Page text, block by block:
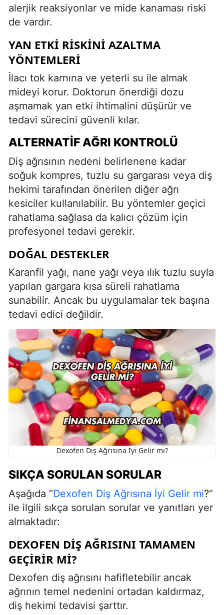
alerjik reaksiyonlar ve mide kanaması riski
de vardır.
YAN ETKI RISKINI AZALTMA
YÖNTEMLERI
İlacı tok karnına ve yeterli su ile almak
mideyi korur. Doktorun önerdiği dozu
aşmamak yan etki ihtimalini düşürür ve
tedavi sürecini güvenli kılar.
ALTERNATIF AĞRI KONTROLÜ
Diş ağrısının nedeni belirlenene kadar
soğuk kompres, tuzlu su gargarası veya diş
hekimi tarafından önerilen diğer ağrı
kesiciler kullanılabilir. Bu yöntemler geçici
rahatlama sağlasa da kalıcı çözüm için
profesyonel tedavi gerekir.
DOĞAL DESTEKLER
Karanfil yağı, nane yağı veya ılık tuzlu suyla
yapılan gargara kısa süreli rahatlama
sunabilir. Ancak bu uygulamalar tek başına
tedavi edici değildir.
Dexofen Diş Ağrısına İyi Gelir mi?
SIKÇA SORULAN SORULAR
Aşağıda “Dexofen Diş Ağrısına İyi Gelir mi?”
ile ilgili sıkça sorulan sorular ve yanıtları yer
almaktadır:
DEXOFEN DIŞ AĞRISINI TAMAMEN
GEÇIRIR MI?
Dexofen diş ağrısını hafifletebilir ancak
ağrının temel nedenini ortadan kaldırmaz,
diş hekimi tedavisi şarttır.